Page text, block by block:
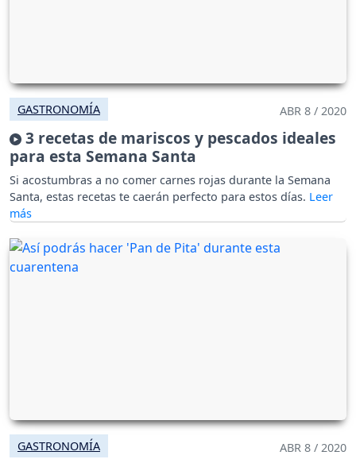
GASTRONOMÍA ABR 8 / 2020
3 recetas de mariscos y pescados ideales
para esta Semana Santa
Si acostumbras a no comer carnes rojas durante la Semana
Santa, estas recetas te caerán perfecto para estos días.
GASTRONOMÍA ABR 8 / 2020